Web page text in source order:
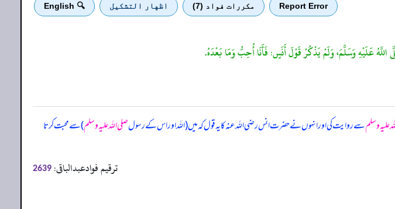
Report Error مكررات فواد (7) اظهار التشكيل 🔍 English
اللَّهُ عَلَيْهِ وَسَلَّمَ، وَلَمْ يَذْكُرْ قَوْلَ أَنَسٍ: فَأَنَا أُحِبُّ وَمَا بَعْدَهُ.
علیہ وسلمسے روایت کی اور انہوں نے حضرت انس رضی اللہ عنہ کا یہ قول کہ میں (اللہ اور اس کے رسولصلی اللہ علیہ وسلم) سے محبت کرتا
ترقیم فوادعبدالباقی: 2639